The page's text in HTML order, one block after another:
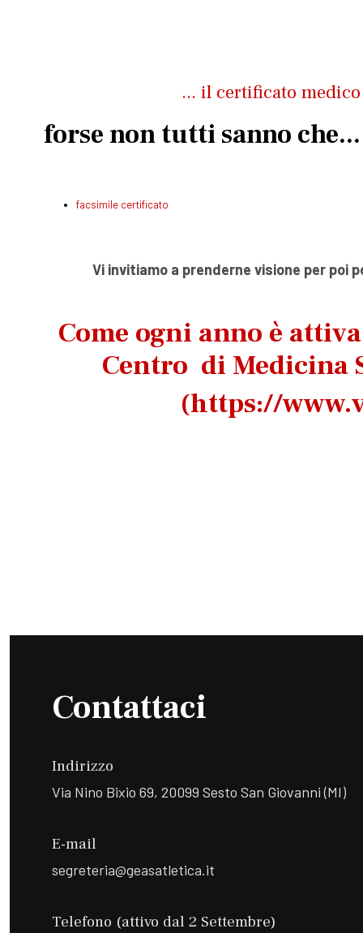
... il certificato
forse non tutti sanno che...
facsimile certificato
Vi invitiamo a prenderne visione per
Come ogni anno è
Centro di Medicina
(https://
Contattaci
Indirizzo
Via Nino Bixio 69, 20099 Sesto San Giovanni (MI)
E-mail
segreteria@geasatletica.it
Telefono (attivo dal 2 Settembre)